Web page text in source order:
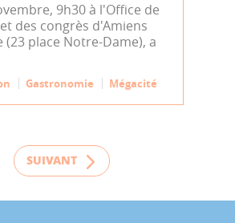
9h30 à l'Office de
des congrès d'Amiens
place Notre-Dame), a
Gastronomie Mégacité
SUIVANT